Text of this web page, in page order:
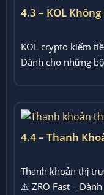
4.3 – KOL
KOL crypto kiếm
Dành cho những
4.4 – Thanh
Thanh khoản thị
⚠️ ZRO Fast –